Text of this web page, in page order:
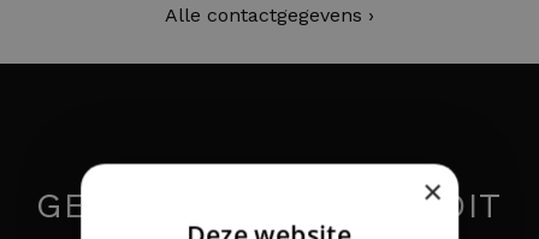
Alle contactgegevens ›
GEÏNTERESSEERD IN DIT
×